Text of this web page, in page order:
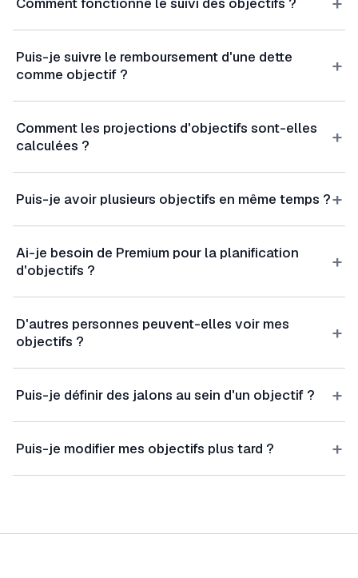
Puis-je suivre le remboursement d'une dette
comme objectif ?
+
Comment les projections d'objectifs sont-elles
calculées ?
+
Puis-je avoir plusieurs objectifs en même temps ?+
Ai-je besoin de Premium pour la planification
d'objectifs ?
+
D'autres personnes peuvent-elles voir mes
objectifs ?
+
Puis-je définir des jalons au sein d'un objectif ? +
Puis-je modifier mes objectifs plus tard ? +